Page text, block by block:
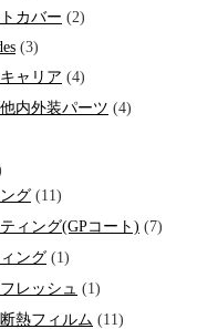
カバー (2)
(3)
ャリア (4)
内外装パーツ (4)
グ (11)
ィング(GPコート) (7)
ング (1)
レッシュ (1)
熱フィルム (11)